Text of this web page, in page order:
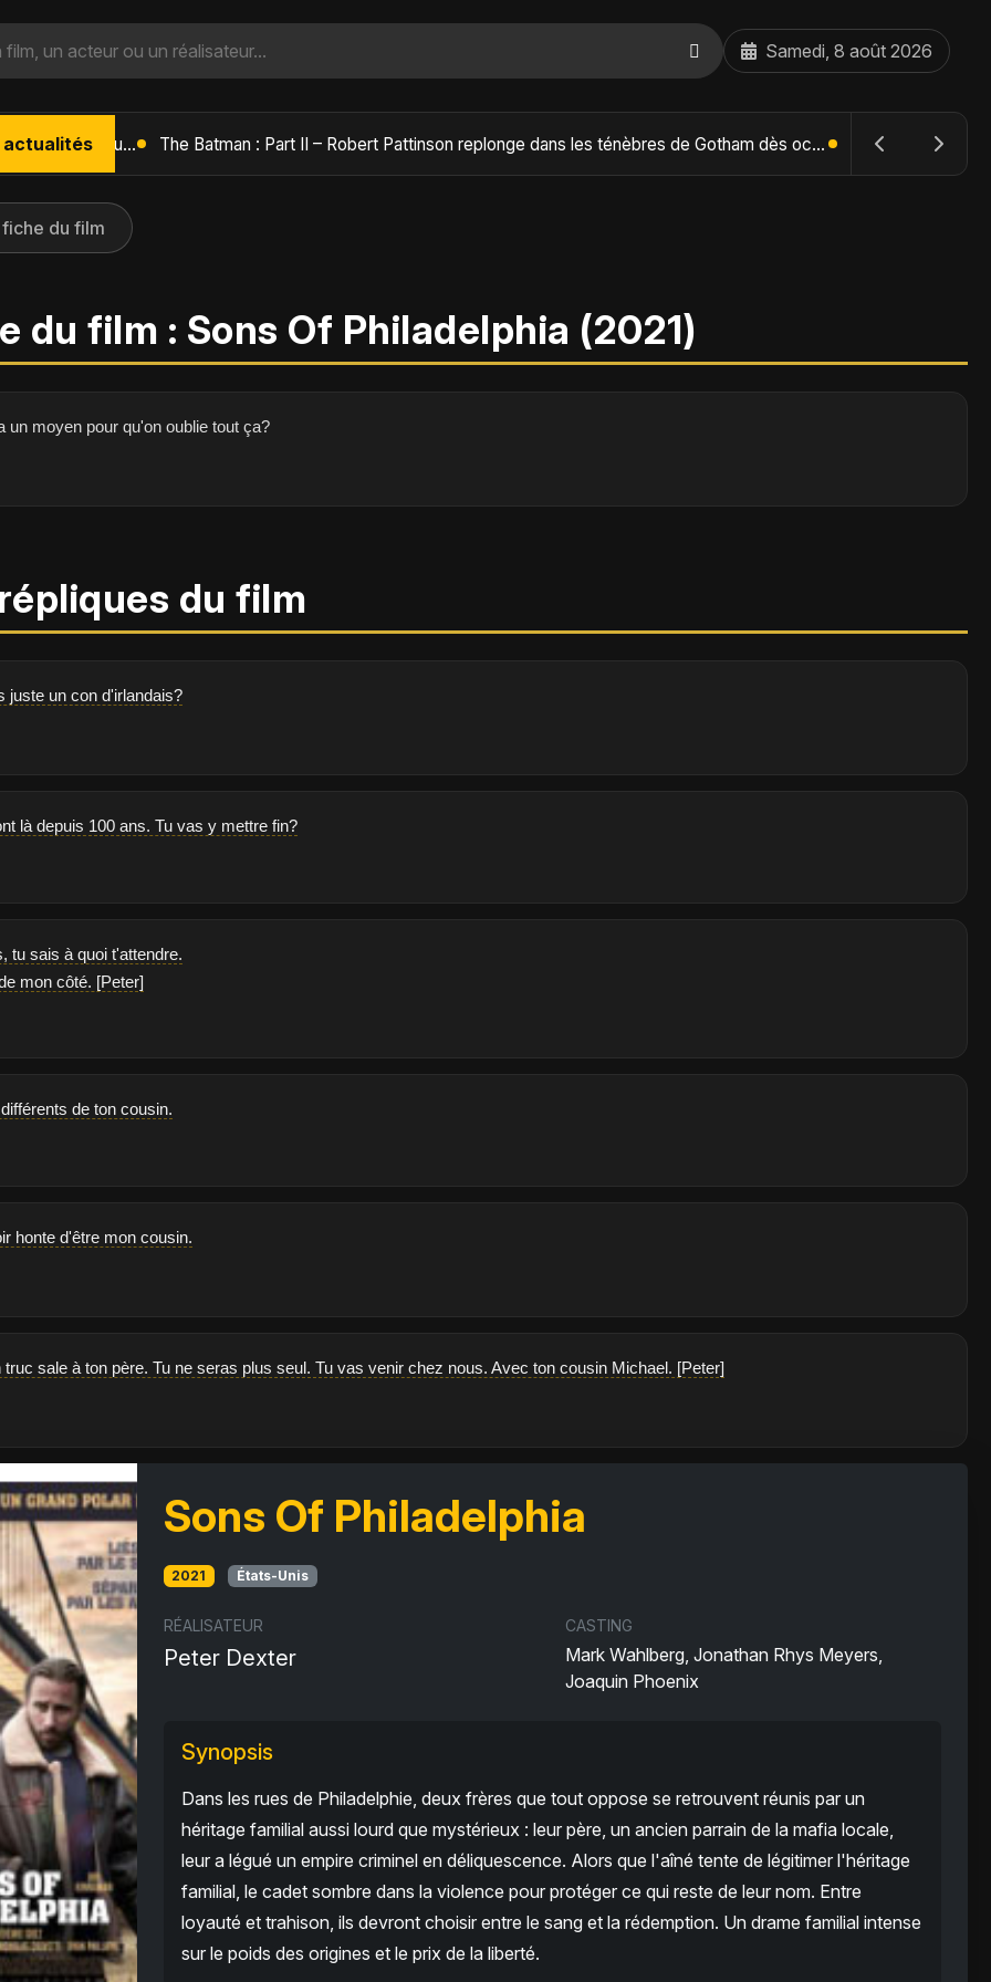
Samedi, 8 août 2026
actualités L'Âge de Glace : Le Réveil du Volcan – Manny, Sid et Diego de retour pour une aventure explosive The Batman : Part II – Robert Pattinson replonge dans les ténèbres de Gotham dès octobre 2027
du film
du film : Sons Of Philadelphia (2021)
un moyen pour qu'on oublie tout ça?
du film
juste un con d'irlandais?
là depuis 100 ans. Tu vas y mettre fin?
tu sais à quoi t'attendre.
mon côté. [Peter]
de ton cousin.
honte d'être mon cousin.
truc sale à ton père. Tu ne seras plus seul. Tu vas venir chez nous. Avec ton cousin Michael. [Peter]
Sons Of Philadelphia
2021 États-Unis
RÉALISATEUR
Peter Dexter
CASTING
Mark Wahlberg, Jonathan Rhys Meyers,
Joaquin Phoenix
Synopsis
Dans les rues de Philadelphie, deux frères que tout oppose se retrouvent réunis par un
héritage familial aussi lourd que mystérieux : leur père, un ancien parrain de la mafia locale,
leur a légué un empire criminel en déliquescence. Alors que l'aîné tente de légitimer l'héritage
familial, le cadet sombre dans la violence pour protéger ce qui reste de leur nom. Entre
loyauté et trahison, ils devront choisir entre le sang et la rédemption. Un drame familial intense
sur le poids des origines et le prix de la liberté.